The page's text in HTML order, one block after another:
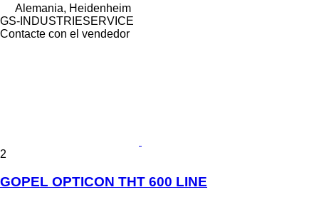
Alemania, Heidenheim
GS-INDUSTRIESERVICE
Contacte con el vendedor
2
GOPEL OPTICON THT 600 LINE